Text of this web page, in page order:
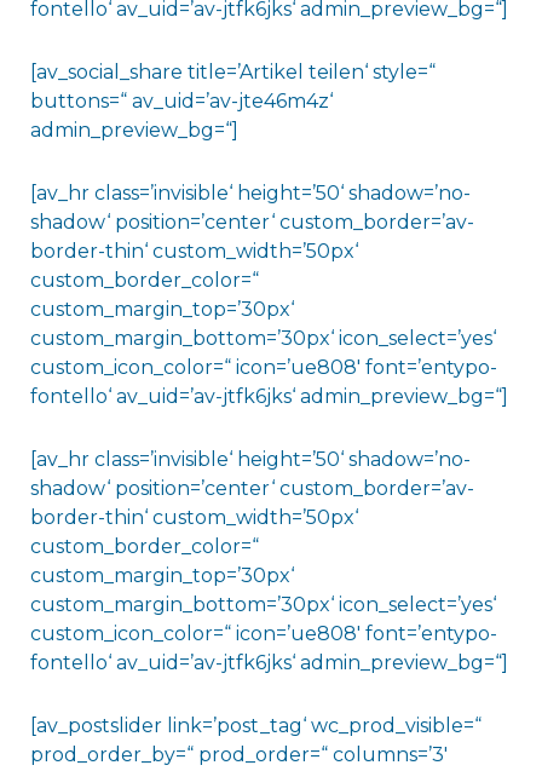
fontello‘ av_uid=’av-jtfk6jks‘ admin_preview_bg=“]
[av_social_share title=’Artikel teilen‘ style=“
buttons=“ av_uid=’av-jte46m4z‘
admin_preview_bg=“]
[av_hr class=’invisible‘ height=’50‘ shadow=’no-
shadow‘ position=’center‘ custom_border=’av-
border-thin‘ custom_width=’50px‘
custom_border_color=“
custom_margin_top=’30px‘
custom_margin_bottom=’30px‘ icon_select=’yes‘
custom_icon_color=“ icon=’ue808′ font=’entypo-
fontello‘ av_uid=’av-jtfk6jks‘ admin_preview_bg=“]
[av_hr class=’invisible‘ height=’50‘ shadow=’no-
shadow‘ position=’center‘ custom_border=’av-
border-thin‘ custom_width=’50px‘
custom_border_color=“
custom_margin_top=’30px‘
custom_margin_bottom=’30px‘ icon_select=’yes‘
custom_icon_color=“ icon=’ue808′ font=’entypo-
fontello‘ av_uid=’av-jtfk6jks‘ admin_preview_bg=“]
[av_postslider link=’post_tag‘ wc_prod_visible=“
prod_order_by=“ prod_order=“ columns=’3′